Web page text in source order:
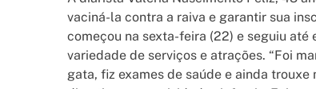
vaciná-la contra a raiva e garantir sua
começou na sexta-feira (22) e seguiu até
variedade de serviços e atrações. “Foi
gata, fiz exames de saúde e ainda trouxe